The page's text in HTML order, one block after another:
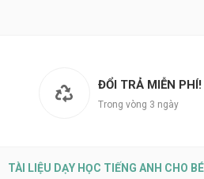
ĐỔI TRẢ MIỄN PHÍ!
Trong vòng 3 ngày
TÀI LIỆU DẠY HỌC TIẾNG ANH CHO BÉ